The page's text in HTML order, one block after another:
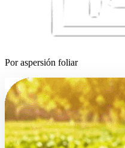
Por aspersión foliar